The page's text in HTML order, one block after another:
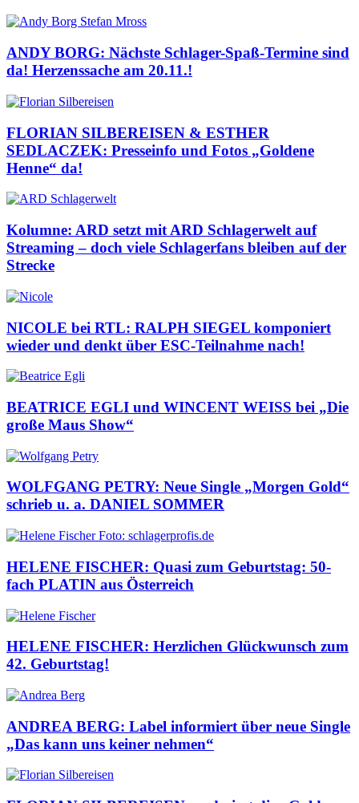
ANDY BORG: Nächste Schlager-Spaß-Termine sind
da! Herzenssache am 20.11.!
FLORIAN SILBEREISEN & ESTHER
SEDLACZEK: Presseinfo und Fotos „Goldene
Henne“ da!
Kolumne: ARD setzt mit ARD Schlagerwelt auf
Streaming – doch viele Schlagerfans bleiben auf der
Strecke
NICOLE bei RTL: RALPH SIEGEL komponiert
wieder und denkt über ESC-Teilnahme nach!
BEATRICE EGLI und WINCENT WEISS bei „Die
große Maus Show“
WOLFGANG PETRY: Neue Single „Morgen Gold“
schrieb u. a. DANIEL SOMMER
HELENE FISCHER: Quasi zum Geburtstag: 50-
fach PLATIN aus Österreich
HELENE FISCHER: Herzlichen Glückwunsch zum
42. Geburtstag!
ANDREA BERG: Label informiert über neue Single
„Das kann uns keiner nehmen“